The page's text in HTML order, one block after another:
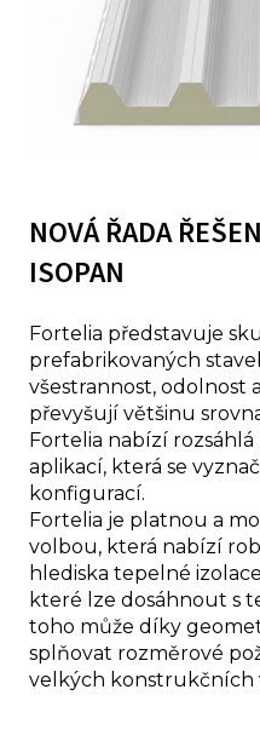
NOVÁ ŘADA
ISOPAN
Fortelia představuje
prefabrikovaných
všestrannost, odolnost
převyšují většinu
Fortelia nabízí
aplikací, která se
konfigurací.
Fortelia je platnou a
volbou, která nabízí
hlediska tepelné
které lze dosáhnout s
toho může díky
splňovat rozměrové
velkých konstrukčních